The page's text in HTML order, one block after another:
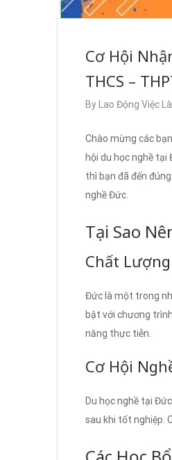
Cơ Hội
THCS –
By Lao Động Việc
Chào mừng các
hội du học nghề tại
thì bạn đã đến
nghề Đức.
Tại Sao
Chất
Đức là một trong
bật với chương
năng thực tiễn.
Cơ Hội
Du học nghề tại
sau khi tốt nghiệp.